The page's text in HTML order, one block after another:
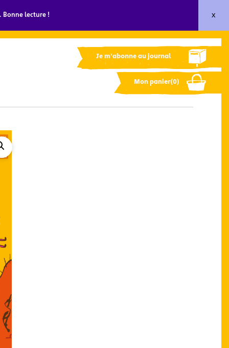
Bonne lecture ! x
Je m'abonne au journal
Mon panier(0)